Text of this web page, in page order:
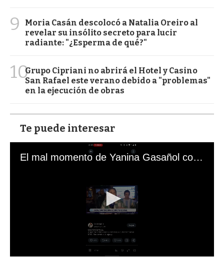
9
Moria Casán descolocó a Natalia Oreiro al
revelar su insólito secreto para lucir
radiante: "¿Esperma de qué?"
10Grupo Cipriani no abrirá el Hotel y Casino
San Rafael este verano debido a "problemas"
en la ejecución de obras
Te puede interesar
El mal momento de Yanina Gasañol con un hincha argentino en "Subrayado"